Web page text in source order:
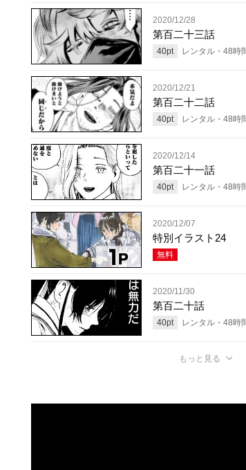
2020/12/28
第百二十三話
40pt レンタル・ 48時
2020/12/21
第百二十二話
40pt レンタル・ 48時
2020/12/14
第百二十一話
40pt レンタル・ 48時
2020/12/07
特別イラスト24
無料
2020/11/30
第百二十話
40pt レンタル・ 48時
もっと見る